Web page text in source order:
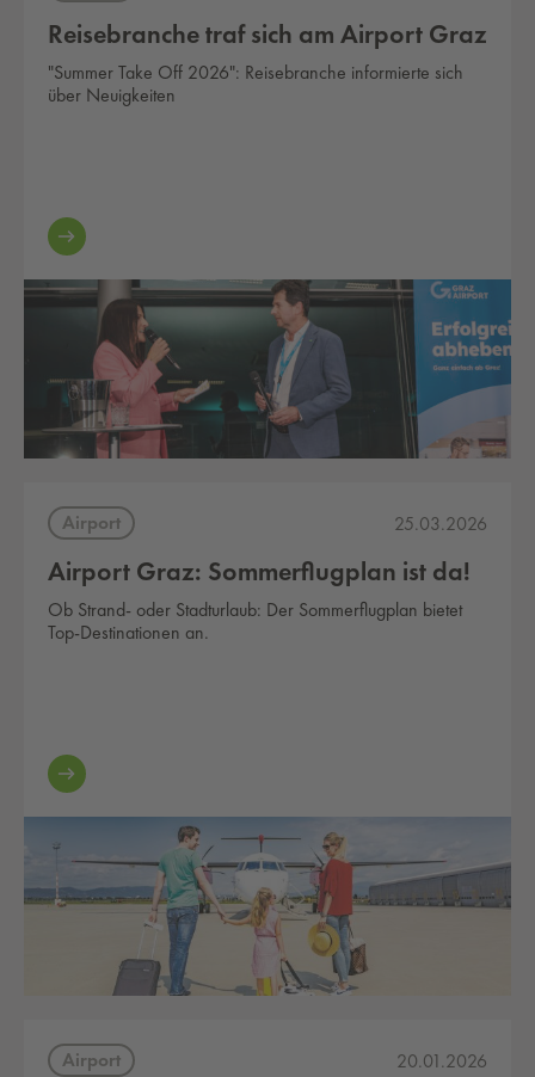
Reisebranche traf sich am Airport Graz
"Summer Take Off 2026": Reisebranche informierte sich
über Neuigkeiten
Airport 25.03.2026
Airport Graz: Sommerflugplan ist da!
Ob Strand- oder Stadturlaub: Der Sommerflugplan bietet
Top-Destinationen an.
Airport 20.01.2026